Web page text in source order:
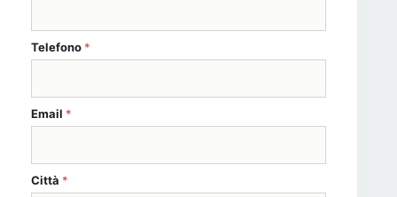
Telefono *
Email *
Città *